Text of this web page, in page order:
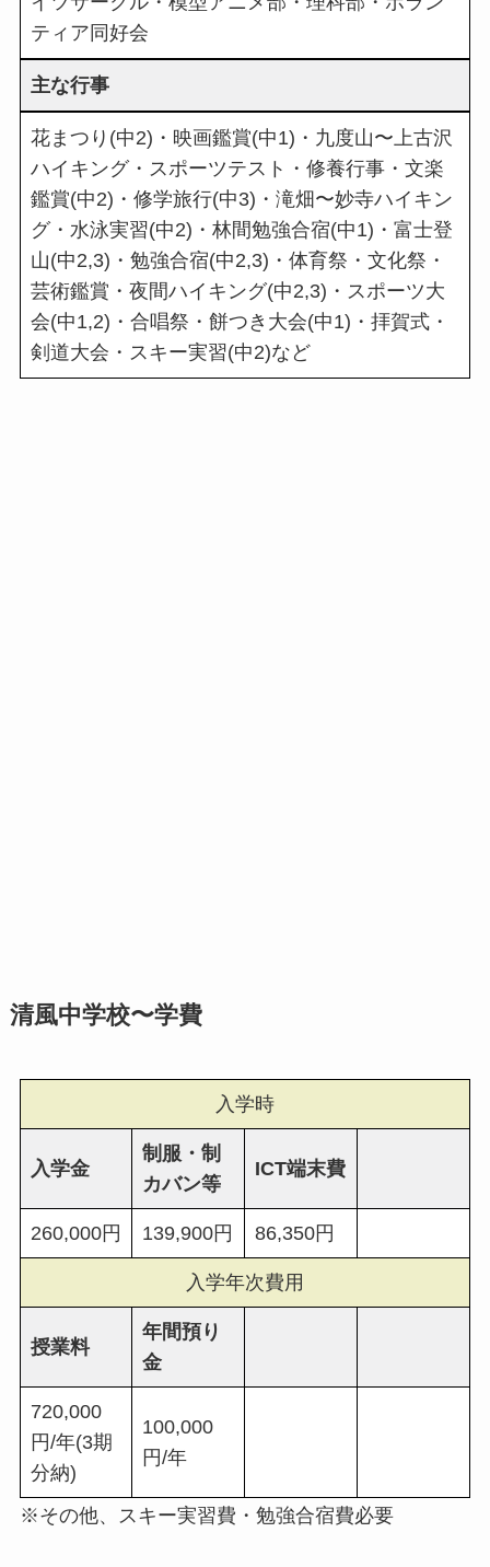
ティア同好会
主な行事
花まつり(中2)・映画鑑賞(中1)・九度山〜上古沢
ハイキング・スポーツテスト・修養行事・文楽
鑑賞(中2)・修学旅行(中3)・滝畑〜妙寺ハイキン
グ・水泳実習(中2)・林間勉強合宿(中1)・富士登
山(中2,3)・勉強合宿(中2,3)・体育祭・文化祭・
芸術鑑賞・夜間ハイキング(中2,3)・スポーツ大
会(中1,2)・合唱祭・餅つき大会(中1)・拝賀式・
剣道大会・スキー実習(中2)など
清風中学校〜学費
入学時
入学金
制服・制
カバン等
ICT端末費
260,000円 139,900円 86,350円
入学年次費用
授業料
年間預り
金
720,000
円/年(3期
分納)
100,000
円/年
※その他、スキー実習費・勉強合宿費必要